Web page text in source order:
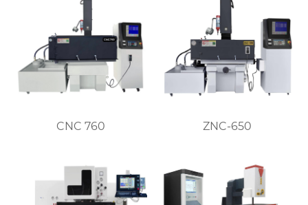
CNC 760 ZNC-650